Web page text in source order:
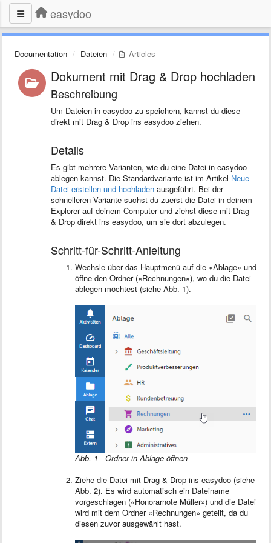
easydoo
Documentation Dateien Articles
Dokument mit Drag & Drop hochladen
Beschreibung
Um Dateien in easydoo zu speichern, kannst du diese
direkt mit Drag & Drop ins easydoo ziehen.
Details
Es gibt mehrere Varianten, wie du eine Datei in easydoo
ablegen kannst. Die Standardvariante ist im Artikel Neue
Datei erstellen und hochladenausgeführt. Bei der
schnelleren Variante suchst du zuerst die Datei in deinem
Explorer auf deinem Computer und ziehst diese mit Drag
& Drop direkt ins easydoo, um sie dort abzulegen.
Schritt-für-Schritt-Anleitung
Wechsle über das Hauptmenü auf die «Ablage» und
öffne den Ordner («Rechnungen»), wo du die Datei
ablegen möchtest (siehe Abb. 1).
Abb. 1 - Ordner in Ablage öffnen
Ziehe die Datei mit Drag & Drop ins easydoo (siehe
Abb. 2). Es wird automatisch ein Dateiname
vorgeschlagen («Honorarnote Müller») und die Datei
wird mit dem Ordner «Rechnungen» geteilt, da du
diesen zuvor ausgewählt hast.